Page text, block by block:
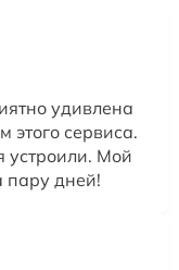
удивлена
этого сервиса.
устроили. Мой
пару дней!